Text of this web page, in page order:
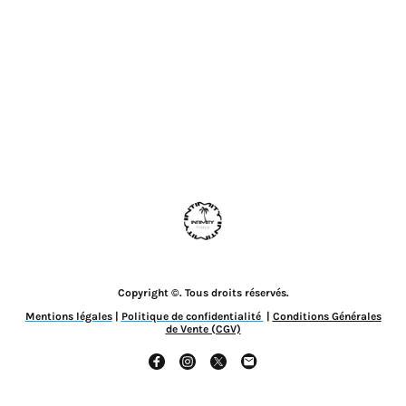
Copyright ©. Tous droits réservés.
Mentions légales| Politique de confidentialité | Conditions Générales
de Vente (CGV)